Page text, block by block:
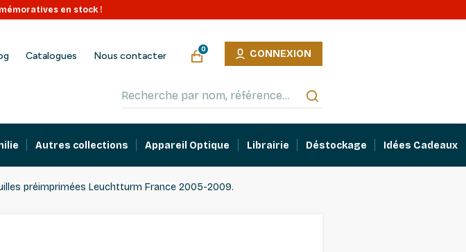
en stock !
Catalogues Nous contacter
0 CONNEXION
Autres collections Appareil Optique Librairie Déstockage Idées Cadeaux
préimprimées Leuchtturm France 2005-2009.